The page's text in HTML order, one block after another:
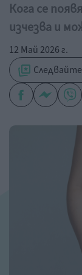
Кога се
изчезва и
12 Май 2026 г.